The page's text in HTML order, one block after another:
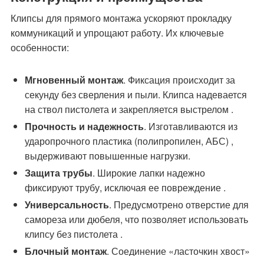
Клипсы для прямого монтажа ускоряют прокладку
коммуникаций и упрощают работу. Их ключевые
особенности:
Мгновенный монтаж. Фиксация происходит за
секунду без сверления и пыли. Клипса надевается
на ствол пистолета и закрепляется выстрелом .
Прочность и надежность. Изготавливаются из
ударопрочного пластика (полипропилен, АБС) ,
выдерживают повышенные нагрузки.
Защита трубы. Широкие лапки надежно
фиксируют трубу, исключая ее повреждение .
Универсальность. Предусмотрено отверстие для
самореза или дюбеля, что позволяет использовать
клипсу без пистолета .
Блочный монтаж. Соединение «ласточкин хвост»